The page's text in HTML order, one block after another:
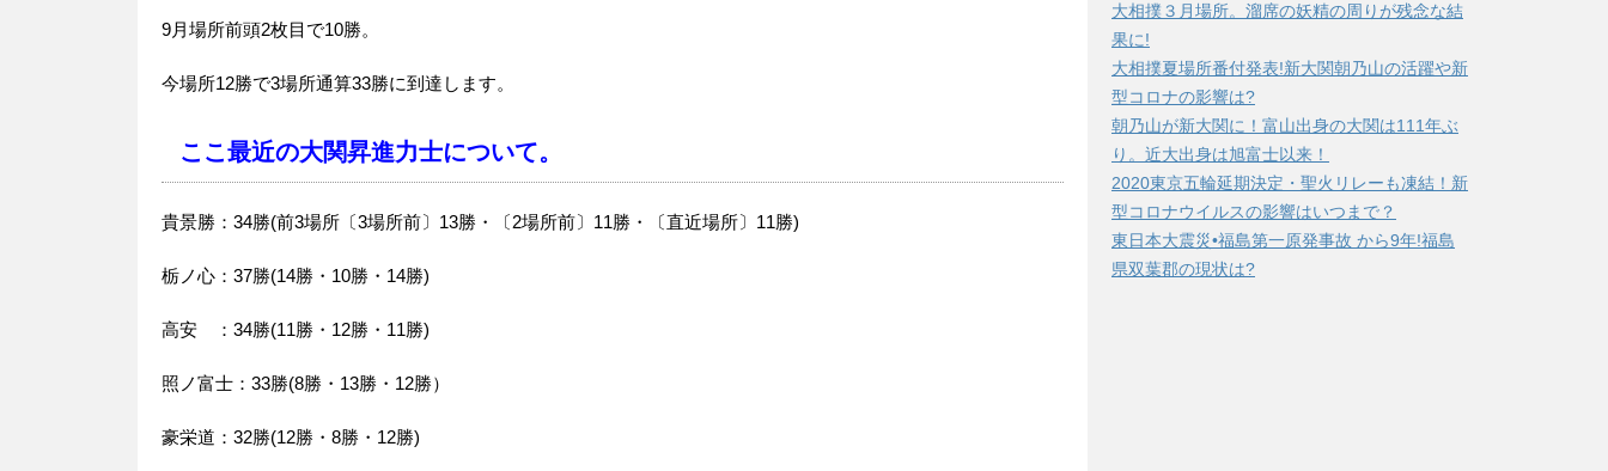
9月場所前頭2枚目で10勝。
今場所12勝で3場所通算33勝に到達します。
ここ最近の大関昇進力士について。
貴景勝：34勝(前3場所〔3場所前〕13勝・〔2場所前〕11勝・〔直近場所〕11勝)
栃ノ心：37勝(14勝・10勝・14勝)
高安 ：34勝(11勝・12勝・11勝)
照ノ富士：33勝(8勝・13勝・12勝）
豪栄道：32勝(12勝・8勝・12勝)
大相撲３月場所。溜席の妖精の周りが残念な結
果に!
大相撲夏場所番付発表!新大関朝乃山の活躍や新
型コロナの影響は?
朝乃山が新大関に！富山出身の大関は111年ぶ
り。近大出身は旭富士以来！
2020東京五輪延期決定・聖火リレーも凍結！新
型コロナウイルスの影響はいつまで？
東日本大震災•福島第一原発事故 から9年!福島
県双葉郡の現状は?